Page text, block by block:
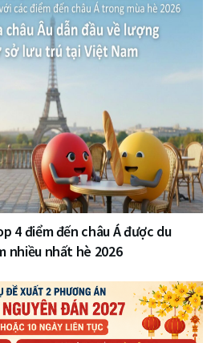
4 điểm đến châu Á được du
nhiều nhất hè 2026